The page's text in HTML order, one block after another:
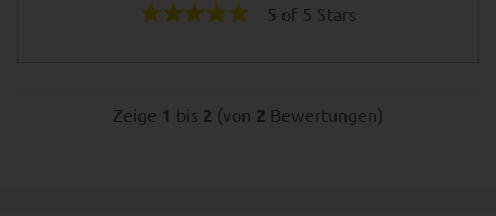
5 of 5 Stars
Zeige 1 bis 2 (von 2 Bewertungen)